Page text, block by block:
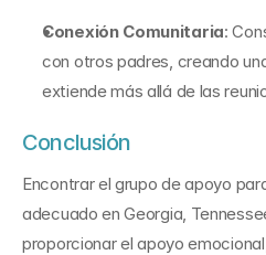
Conexión Comunitaria:
con otros padres, creando
extiende más allá de las
Conclusión
Encontrar el grupo de apoyo
adecuado en Georgia,
proporcionar el apoyo